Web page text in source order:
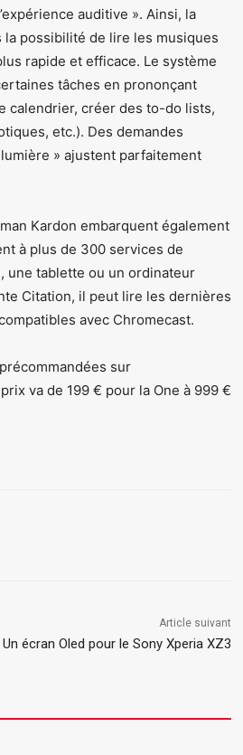
auditive ». Ainsi, la
possibilité de lire les musiques
rapide et efficace. Le système
tâches en prononçant
calendrier, créer des to-do lists,
etc.). Des demandes
» ajustent parfaitement
Kardon embarquent également
à plus de 300 services de
une tablette ou un ordinateur
Citation, il peut lire les dernières
avec Chromecast.
sur
va de 199 € pour la One à 999 €
Article suivant
écran Oled pour le Sony Xperia XZ3